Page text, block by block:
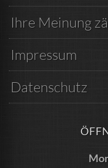
Ihre Meinung
Impressum
Datenschutz